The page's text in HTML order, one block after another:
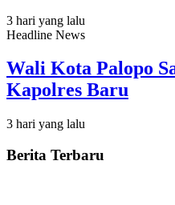
3 hari yang lalu
Headline News
Wali Kota Palopo
Kapolres Baru
3 hari yang lalu
Berita Terbaru